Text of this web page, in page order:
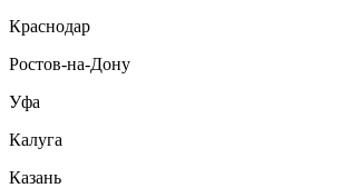
Краснодар
Ростов-на-Дону
Уфа
Калуга
Казань